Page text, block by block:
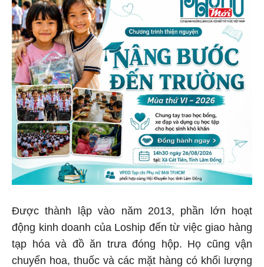
Được thành lập vào năm 2013, phần lớn hoạt
động kinh doanh của Loship đến từ việc giao hàng
tạp hóa và đồ ăn trưa đóng hộp. Họ cũng vận
chuyển hoa, thuốc và các mặt hàng có khối lượng